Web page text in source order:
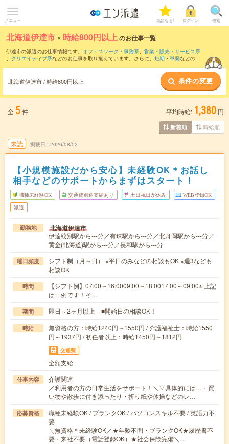
メニュー 気になる! ログイン 検索
北海道伊達市 × 時給800円以上のお仕事一覧
伊達市の派遣のお仕事情報です。 オフィスワーク・事務系、 営業・販売・サービス系
、 クリエイティブ系などのお仕事を取り揃えています。さらに、 短期 ・ 単発などの期
時給1100円以上 ・1800円以上の求人はこちら
当サイトでは法令を遵守し、最低賃金以上の求人のみを掲載しています。
北海道伊達市 / 時給800円以上 条件の変更
全 5件 平均時給: 1,380 円
新着順 時給順
未読 掲載日 2026/08/02
【小規模施設だから安心】未経験OK＊お話し
相手などのサポートからまずはスタート！
職種未経験OK 交通費別途支給あり 土日祝日が休み WEB登録OK
派遣
勤務地 北海道伊達市
伊達紋別駅から---分／有珠駅から---分／北舟岡駅から---分／
黄金(北海道)駅から---分／長和駅から---分
曜日頻度
シフト制（月～日） ※平日のみなどの相談もOK ※週3なども
相談OK
時間
【シフト例】07:00～16:0009:00～18:0017:00～09:00※ 上記
は一例です！そ…
期間 即日～2ヶ月以上 ■開始日の相談OK！
時給
無資格の方：時給1240円～1550円 / 介護福祉士：時給1550
円～1937円 / 初任者以上：時給1450円～1812円
交通費
全額支給
仕事内容
介護関連
／利用者の方の日常生活をサポート！＼▽具体的には…・買
い物や散歩に付き添ったり・折り紙や体操などのレ…
応募資格
職種未経験OK / ブランクOK / パソコンスキル不要 / 英語力不
要
＼無資格＊未経験OK／★年齢不問・ブランクOK★履歴書不
要・来社不要（電話登録OK）★社会保険完備＼…